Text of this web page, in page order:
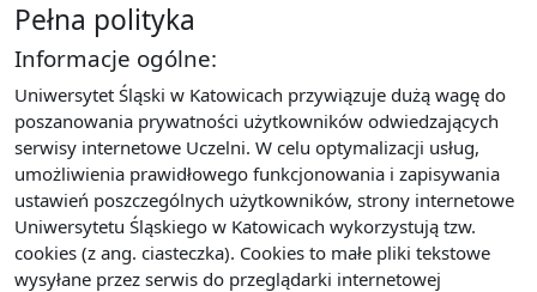
Pełna polityka
Informacje ogólne:
Uniwersytet Śląski w Katowicach przywiązuje dużą wagę do
poszanowania prywatności użytkowników odwiedzających
serwisy internetowe Uczelni. W celu optymalizacji usług,
umożliwienia prawidłowego funkcjonowania i zapisywania
ustawień poszczególnych użytkowników, strony internetowe
Uniwersytetu Śląskiego w Katowicach wykorzystują tzw.
cookies (z ang. ciasteczka). Cookies to małe pliki tekstowe
wysyłane przez serwis do przeglądarki internetowej